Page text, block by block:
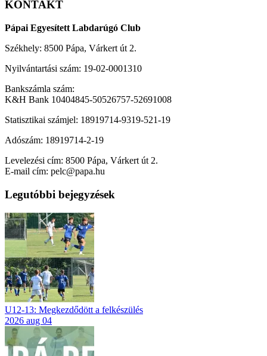
KONTAKT
Pápai Egyesített Labdarúgó Club
Székhely: 8500 Pápa, Várkert út 2.
Nyilvántartási szám: 19-02-0001310
Bankszámla szám:
K&H Bank 10404845-50526757-52691008
Statisztikai számjel: 18919714-9319-521-19
Adószám: 18919714-2-19
Levelezési cím: 8500 Pápa, Várkert út 2.
E-mail cím: pelc@papa.hu
Legutóbbi bejegyzések
U12-13: Megkezdődött a felkészülés
2026 aug 04